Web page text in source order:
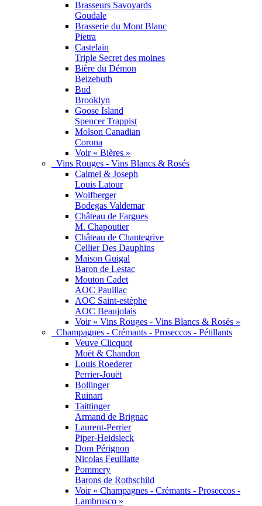
Brasseurs Savoyards
Goudale
Brasserie du Mont Blanc
Pietra
Castelain
Triple Secret des moines
Bière du Démon
Belzebuth
Bud
Brooklyn
Goose Island
Spencer Trappist
Molson Canadian
Corona
Voir « Bières »
Vins Rouges - Vins Blancs & Rosés
Calmel & Joseph
Louis Latour
Wolfberger
Bodegas Valdemar
Château de Fargues
M. Chapoutier
Château de Chantegrive
Cellier Des Dauphins
Maison Guigal
Baron de Lestac
Mouton Cadet
AOC Pauillac
AOC Saint-estèphe
AOC Beaujolais
Voir « Vins Rouges - Vins Blancs & Rosés »
Champagnes - Crémants - Proseccos - Pétillants
Veuve Clicquot
Moët & Chandon
Louis Roederer
Perrier-Jouët
Bollinger
Ruinart
Taittinger
Armand de Brignac
Laurent-Perrier
Piper-Heidsieck
Dom Pérignon
Nicolas Feuillatte
Pommery
Barons de Rothschild
Voir « Champagnes - Crémants - Proseccos -
Lambrusco »